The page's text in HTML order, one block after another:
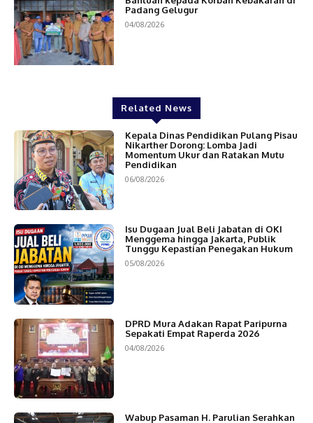
Padang Gelugur
04/08/2026
Related News
Kepala Dinas Pendidikan Pulang Pisau
Nikarther Dorong: Lomba Jadi
Momentum Ukur dan Ratakan Mutu
Pendidikan
06/08/2026
Isu Dugaan Jual Beli Jabatan di OKI
Menggema hingga Jakarta, Publik
Tunggu Kepastian Penegakan Hukum
05/08/2026
DPRD Mura Adakan Rapat Paripurna
Sepakati Empat Raperda 2026
04/08/2026
Wabup Pasaman H. Parulian Serahkan